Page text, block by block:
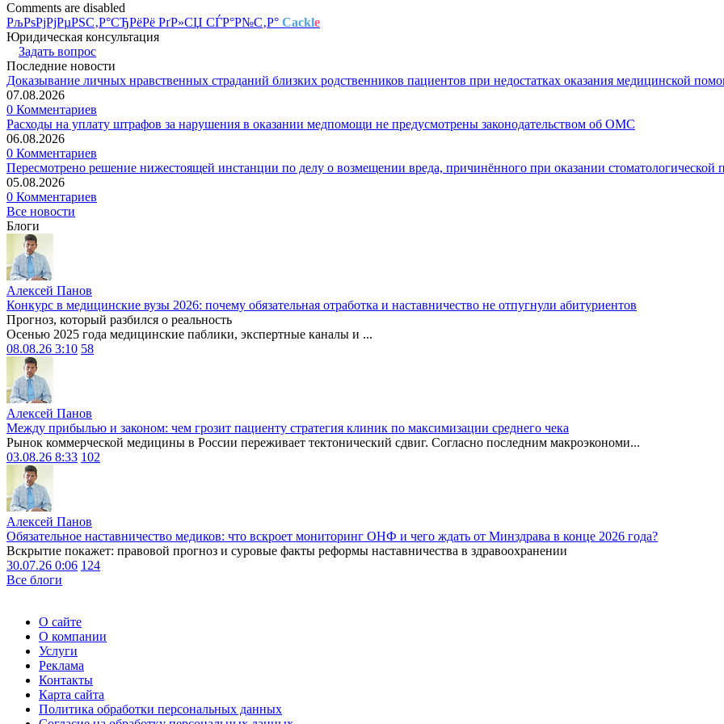
Comments are disabled
РљРѕРјРјРµРЅС‚Р°СЂРёРё РґР»СЏ СЃР°Р№С‚Р° Cackle
Юридическая консультация
Задать вопрос
Последние новости
Доказывание личных нравственных страданий близких родственников пациентов при недостатках оказания медицинской
07.08.2026
0 Комментариев
Расходы на уплату штрафов за нарушения в оказании медпомощи не предусмотрены законодательством об ОМС
06.08.2026
0 Комментариев
Пересмотрено решение нижестоящей инстанции по делу о возмещении вреда, причинённого при оказании стоматологической
05.08.2026
0 Комментариев
Все новости
Блоги
Алексей Панов
Конкурс в медицинские вузы 2026: почему обязательная отработка и наставничество не отпугнули абитуриентов
Прогноз, который разбился о реальность
Осенью 2025 года медицинские паблики, экспертные каналы и ...
08.08.26 3:10 58
Алексей Панов
Между прибылью и законом: чем грозит пациенту стратегия клиник по максимизации среднего чека
Рынок коммерческой медицины в России переживает тектонический сдвиг. Согласно последним макроэкономи...
03.08.26 8:33 102
Алексей Панов
Обязательное наставничество медиков: что вскроет мониторинг ОНФ и чего ждать от Минздрава в конце 2026 года?
Вскрытие покажет: правовой прогноз и суровые факты реформы наставничества в здравоохранении
30.07.26 0:06 124
Все блоги
О сайте
О компании
Услуги
Реклама
Контакты
Карта сайта
Политика обработки персональных данных